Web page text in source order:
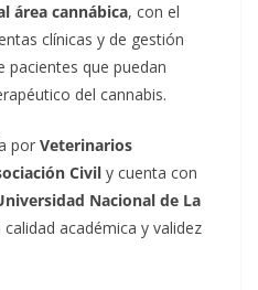
área cannábica, con el
clínicas y de gestión
pacientes que puedan
del cannabis.
por Veterinarios
Civil y cuenta con
Nacional de La
académica y validez